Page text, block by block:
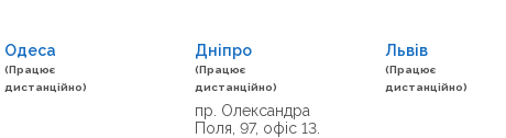
Одеса
(Працює
дистанційно)
Дніпро
(Працює
дистанційно)
пр. Олександра
Поля, 97, офіс 13.
Львів
(Працює
дистанційно)